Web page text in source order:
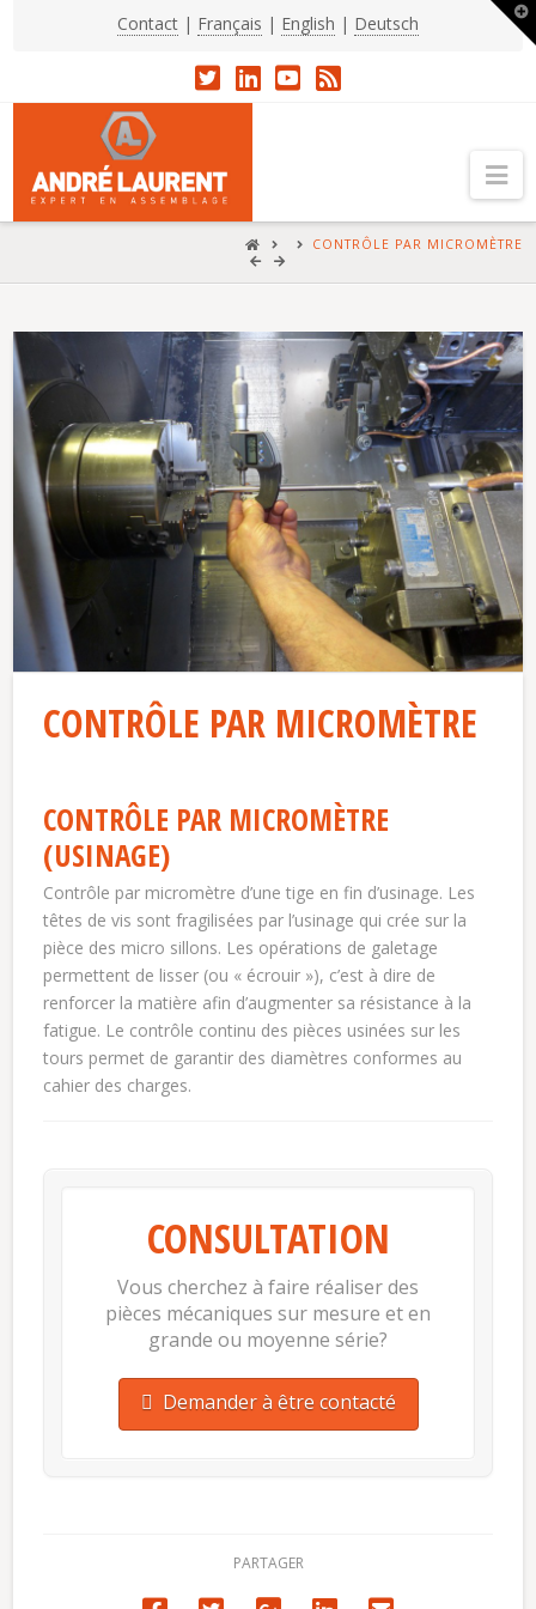
Contact | Français | English | Deutsch
HOME CONTRÔLE PAR MICROMÈTRE
CONTRÔLE PAR MICROMÈTRE
CONTRÔLE PAR MICROMÈTRE
(USINAGE)
Contrôle par micromètre d’une tige en fin d’usinage. Les
têtes de vis sont fragilisées par l’usinage qui crée sur la
pièce des micro sillons. Les opérations de galetage
permettent de lisser (ou « écrouir »), c’est à dire de
renforcer la matière afin d’augmenter sa résistance à la
fatigue. Le contrôle continu des pièces usinées sur les
tours permet de garantir des diamètres conformes au
cahier des charges.
CONSULTATION
Vous cherchez à faire réaliser des
pièces mécaniques sur mesure et en
grande ou moyenne série?
Demander à être contacté
PARTAGER